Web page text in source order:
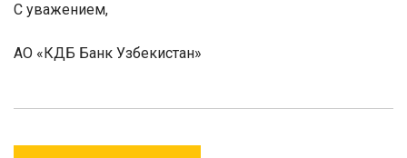
С уважением,
АО «КДБ Банк Узбекистан»